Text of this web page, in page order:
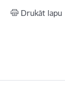
Drukāt lapu